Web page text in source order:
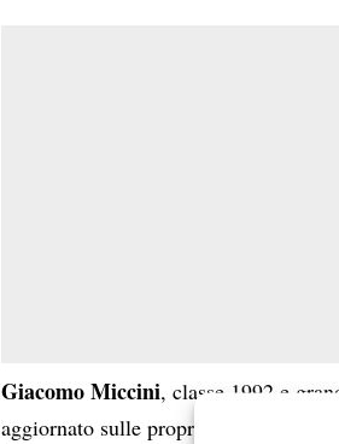
Giacomo Miccini, classe 1992 e
aggiornato sulle proprie condizioni